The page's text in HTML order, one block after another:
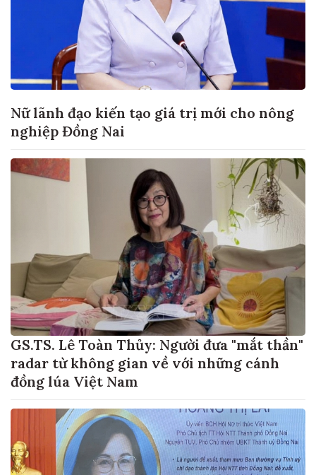
Nữ lãnh đạo kiến tạo giá trị mới cho nông
nghiệp Đồng Nai
GS.TS. Lê Toàn Thủy: Người đưa "mắt thần"
radar từ không gian về với những cánh
đồng lúa Việt Nam